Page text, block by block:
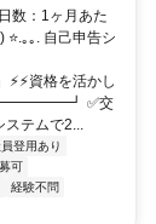
数：1ヶ月あた
｡｡. 自己申告シ
格を活かし
✅交
ステムで2...
登用あり
可
経験不問